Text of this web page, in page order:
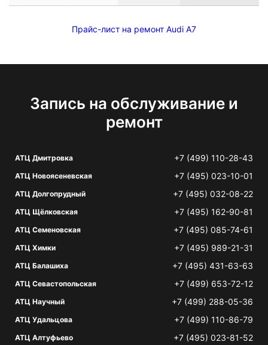
Прайс-лист на ремонт Audi A7
Запись на обслуживание и
ремонт
АТЦ Дмитровка +7 (499) 110-28-43
АТЦ Новоясеневская +7 (495) 023-10-01
АТЦ Долгопрудный +7 (495) 032-08-22
АТЦ Щёлковская +7 (495) 162-90-81
АТЦ Семеновская +7 (495) 085-74-61
АТЦ Химки +7 (495) 989-21-31
АТЦ Балашиха +7 (495) 431-63-63
АТЦ Севастопольская +7 (499) 653-72-12
АТЦ Научный +7 (499) 288-05-36
АТЦ Удальцова +7 (499) 110-86-79
АТЦ Алтуфьево +7 (495) 023-81-52